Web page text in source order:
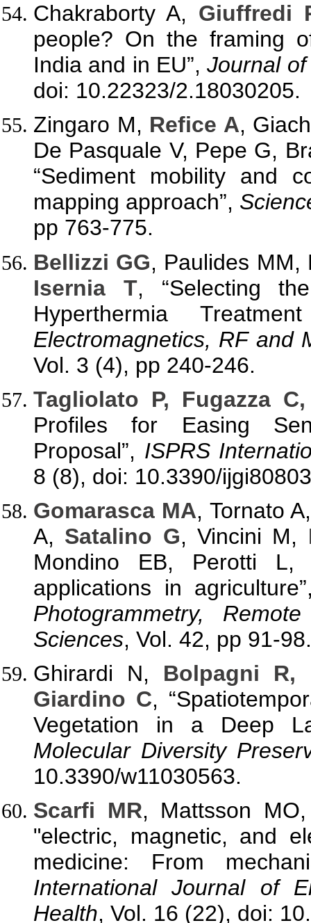
Chakraborty A, Giuffredi
people? On the framing
India and in EU”,Journal
doi: 10.22323/2.18030205.
Zingaro M, Refice A,
De Pasquale V, Pepe G,
“Sediment mobility and
mapping approach”,
pp 763-775.
Bellizzi GG, Paulides
Isernia T, “Selecting
Hyperthermia
Electromagnetics, RF and
Vol. 3 (4), pp 240-246.
Tagliolato P, Fugazza
Profiles for Easing
Proposal”, ISPRS
8 (8), doi: 10.3390/
Gomarasca MA, Tornato
A, Satalino G, Vincini M,
Mondino EB, Perotti L,
applications in
Photogrammetry,
Sciences, Vol. 42, pp 91-98.
Ghirardi N, Bolpagni R,
Giardino C,
Vegetation in a Deep
Molecular Diversity
10.3390/w11030563.
Scarfi MR, Mattsson
"electric, magnetic, and
medicine: From
International Journal of
Health, Vol. 16 (22), doi: